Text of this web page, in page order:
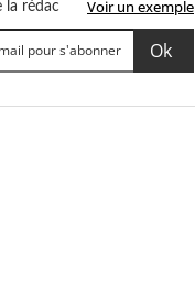
la rédac Voir un exemple